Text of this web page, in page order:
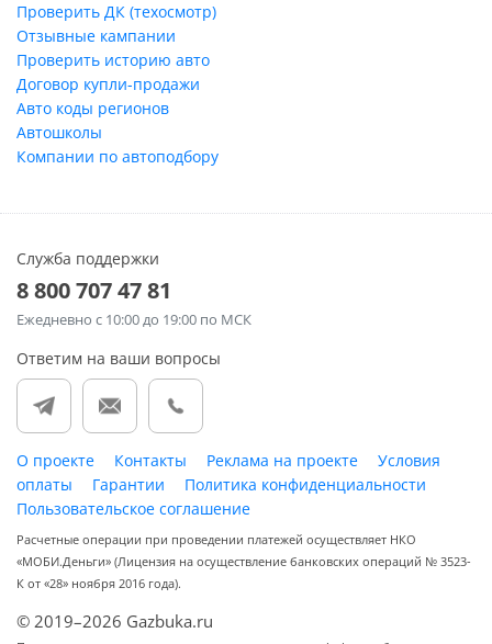
Проверить ДК (техосмотр)
Отзывные кампании
Проверить историю авто
Договор купли-продажи
Авто коды регионов
Автошколы
Компании по автоподбору
Служба поддержки
8 800 707 47 81
Ежедневно с 10:00 до 19:00 по МСК
Ответим на ваши вопросы
О проекте Контакты Реклама на проекте
Условия
оплаты
Гарантии
Политика конфиденциальности
Пользовательское соглашение
Расчетные операции при проведении платежей осуществляет НКО
«МОБИ.Деньги» (Лицензия на осуществление банковских операций № 3523-
К от «28» ноября 2016 года).
© 2019–2026 Gazbuka.ru